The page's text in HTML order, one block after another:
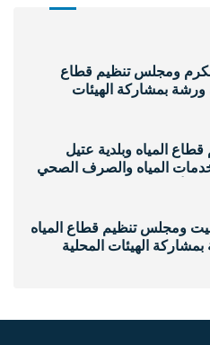
ومجلس تنظيم قطاع
ورشة بمشاركة الهيئات
حوكمة خدمات المياه
المياه وبلدية عتيل
خدمات المياه والصرف الصحي
لعام 2025
ومجلس تنظيم قطاع المياه
الهيئات المحلية
في قطاع المياه